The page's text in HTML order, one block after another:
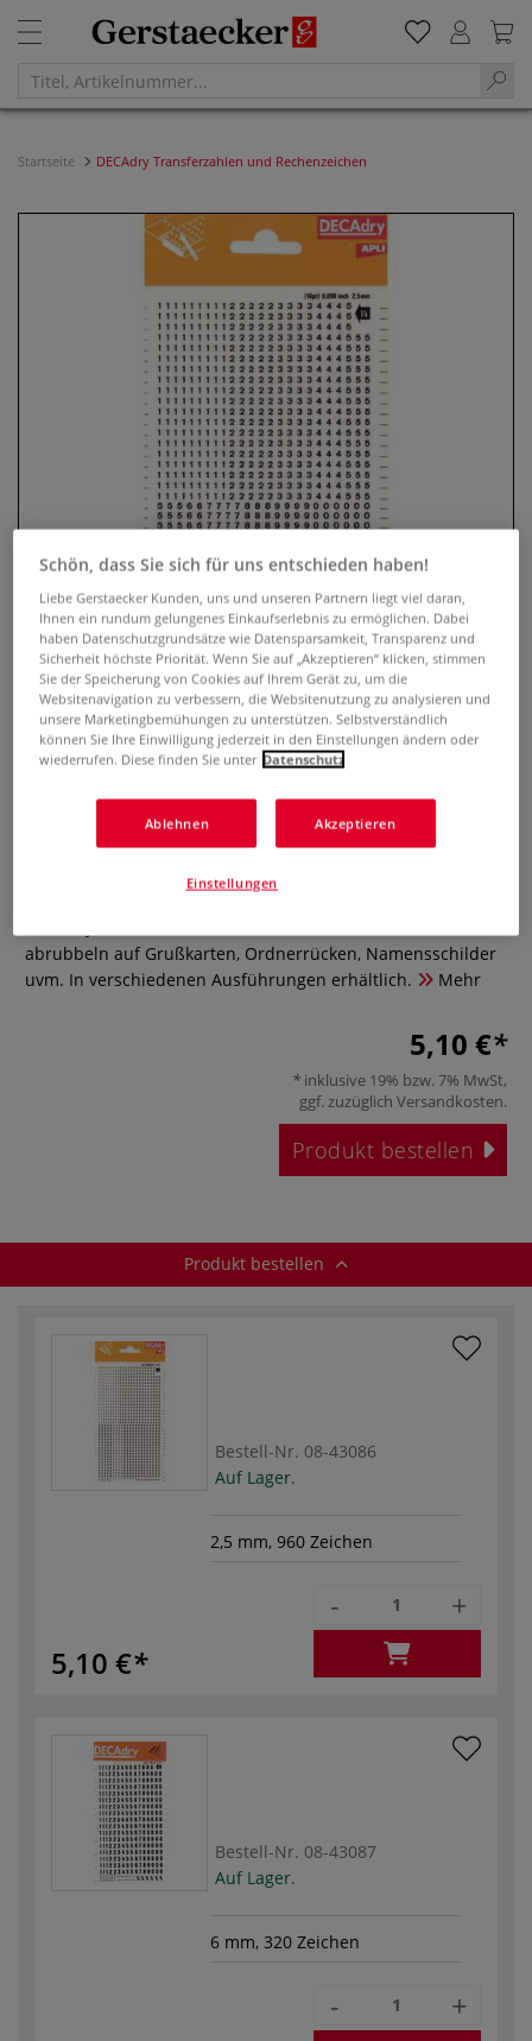
Startseite DECAdry Transferzahlen und Rechenzeichen
DECAdry Transferzahlen und
Rechenzeichen
0 Bewertungen
abrubbeln auf Grußkarten, Ordnerrücken, Namensschilder
uvm. In verschiedenen Ausführungen erhältlich.
Mehr
5,10 €
inklusive 19% bzw. 7% MwSt,
ggf. zuzüglich Versandkosten.
Produkt bestellen
Produkt bestellen
Bestell-Nr. 08-43086
Auf Lager.
2,5 mm, 960 Zeichen
5,10 €
- +
Bestell-Nr. 08-43087
Auf Lager.
6 mm, 320 Zeichen
- +
Schön, dass Sie sich für uns entschieden haben!
Liebe Gerstaecker Kunden, uns und unseren Partnern liegt viel daran,
Ihnen ein rundum gelungenes Einkaufserlebnis zu ermöglichen. Dabei
haben Datenschutzgrundsätze wie Datensparsamkeit, Transparenz und
Sicherheit höchste Priorität. Wenn Sie auf „Akzeptieren“ klicken, stimmen
Sie der Speicherung von Cookies auf Ihrem Gerät zu, um die
Websitenavigation zu verbessern, die Websitenutzung zu analysieren und
unsere Marketingbemühungen zu unterstützen. Selbstverständlich
können Sie Ihre Einwilligung jederzeit in den Einstellungen ändern oder
wiederrufen. Diese finden Sie unter Datenschutz
Ablehnen Akzeptieren
Einstellungen